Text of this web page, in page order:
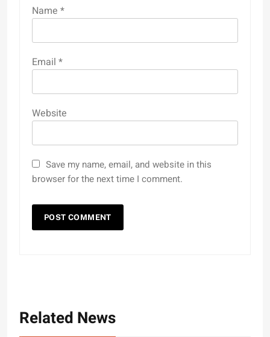
Name *
Email *
Website
Save my name, email, and website in this
browser for the next time I comment.
Related News